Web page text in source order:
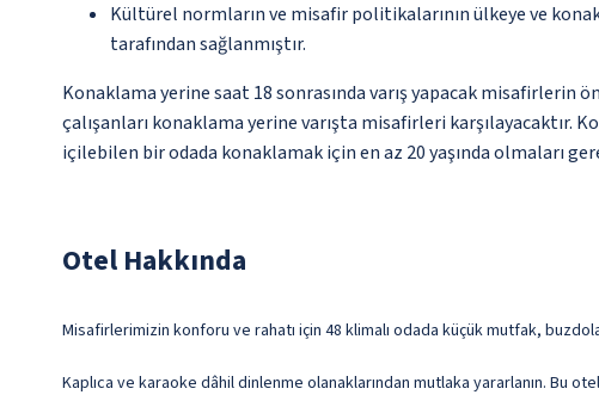
Kültürel normların ve misafir politikalarının ülkeye ve
tarafından sağlanmıştır.
Konaklama yerine saat 18 sonrasında varış yapacak
çalışanları konaklama yerine varışta misafirleri
içilebilen bir odada konaklamak için en az 20 yaşında olmaları
Otel Hakkında
Misafirlerimizin konforu ve rahatı için 48 klimalı odada küçük mutfak,
Kaplıca ve karaoke dâhil dinlenme olanaklarından mutlaka yararlanın. Bu